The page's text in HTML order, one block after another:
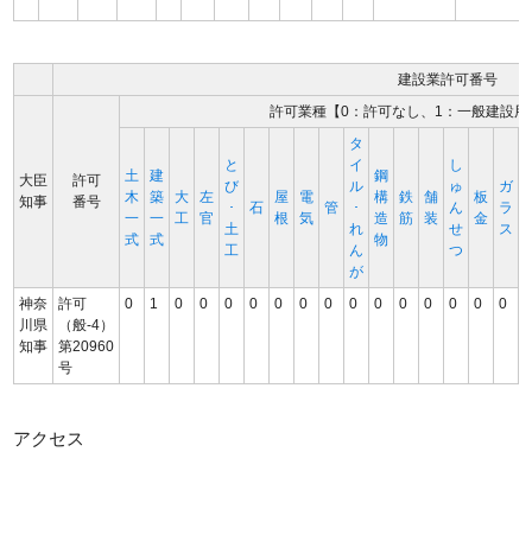
建設業許可番号
大臣
知事
許可
番号
許可業種【0：許可なし、1：一般建設
土
木
一
式
建
築
一
式
大
工
左
官
と
び
･
土
工
石
屋
根
電
気
管
タ
イ
ル
･
れ
ん
が
鋼
構
造
物
鉄
筋
舗
装
し
ゅ
ん
せ
つ
板
金
ガ
ラ
ス
神奈
川県
知事
許可
（般-4）
第20960
号
0 1 0 0 0 0 0 0 0 0 0 0 0 0 0 0
アクセス